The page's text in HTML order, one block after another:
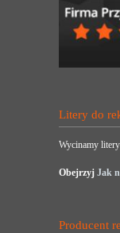
Litery do
Wycinamy
Obejrzyj Jak
Producent